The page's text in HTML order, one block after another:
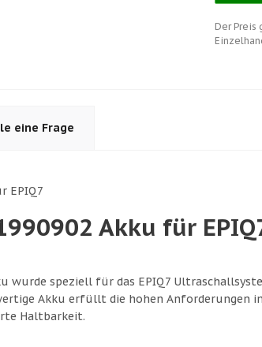
Der Preis
eine Frage
EPIQ7
Akku für
wurde speziell für das EPIQ7
Akku erfüllt die hohen Anforderungen
Haltbarkeit.